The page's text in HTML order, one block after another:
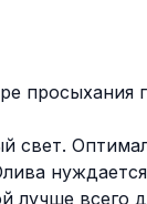
просыхания
свет.
лучше всего